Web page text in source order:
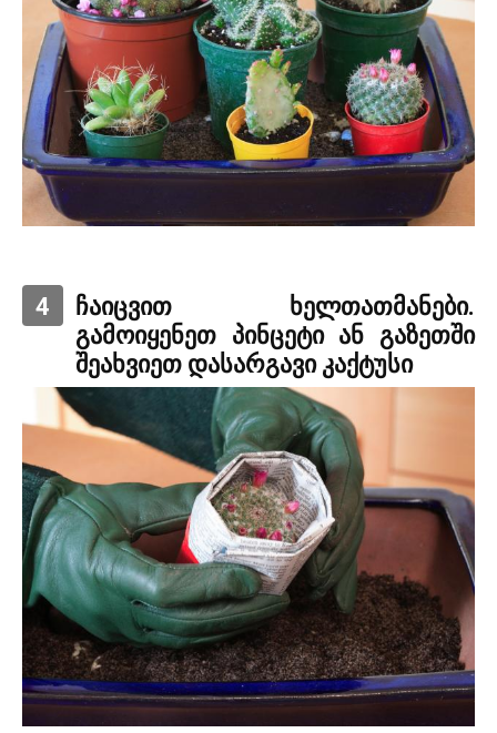
4
ჩაიცვით ხელთათმანები.
გამოიყენეთ პინცეტი ან გაზეთში
შეახვიეთ დასარგავი კაქტუსი